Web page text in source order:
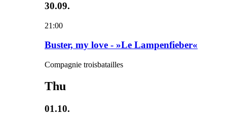
30.09.
21:00
Buster, my love - »Le Lampenfieber«
Compagnie troisbatailles
Thu
01.10.